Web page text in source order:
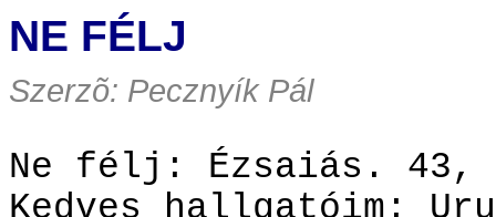
NE FÉLJ
Szerzõ: Pecznyík Pál
Ne félj: Ézsaiás. 43,